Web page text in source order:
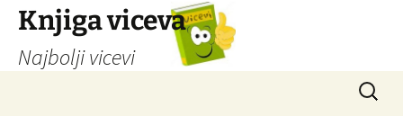
Knjiga viceva
Najbolji vicevi